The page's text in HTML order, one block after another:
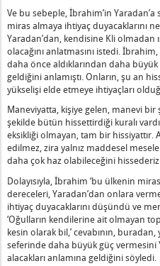
Sonu Düzlük Olan Yol”
Kutsama Yoktur” Ne
Hakkında Uyarmak”
Gözünde Sizin Bilgeliğiniz
Bütün Halktır” Nedir?
Şehina Onlarla
Gelen Felaket Erdemlilerle
Olmalıdır” Nedir?
Çaba Sarf Etmeyen, Şabat
Kaldı ve Öldürüldü,” Ne
Yoktur Ne Demektir?
Kendin İçin Bir Aşera
Şey Yoktur” Nedir?
Anlama Gelir?
Nedir?
Ve bu sebeple, İbrahim’in
miras almaya ihtiyaç duyacaklarını
Yaradan’dan, kendisine Kli olmadan
olacağını anlatmasını istedi. İbrahim,
daha önce aldıklarından daha büyük
geldiğini anlamıştı. Onların, şu an
yükselişi elde etmeye ihtiyaçları
Maneviyatta, kişiye gelen, manevi
şekilde bütün hissettirdiği kuralı
eksikliği olmayan, tam bir hissiyattır.
edilmez, zira yalnız maddesel
daha çok haz olabileceğini
Dolayısıyla, İbrahim ‘bu ülkenin
dereceleri, Yaradan’dan onlara
ihtiyaç duyacaklarını düşündü ve
‘Oğulların kendilerine ait olmayan
kesin olarak bil,’ cevabının,
seferinde daha büyük güç vermesini
alacakları anlamına geldiğini söyledi.